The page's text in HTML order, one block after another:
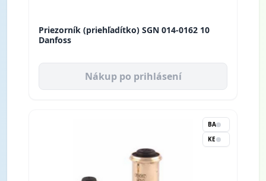
Priezorník (priehľadítko) SGN 014-0162 10
Danfoss
Nákup po prihlásení
BA
KE